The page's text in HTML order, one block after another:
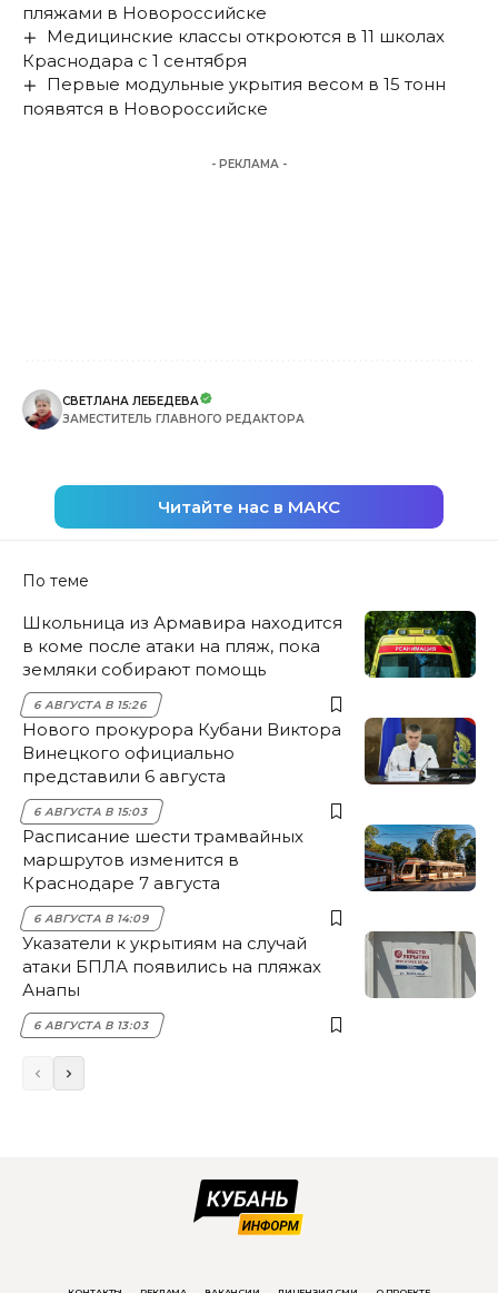
пляжами в Новороссийске
Медицинские классы откроются в 11 школах
Краснодара с 1 сентября
Первые модульные укрытия весом в 15 тонн
появятся в Новороссийске
- РЕКЛАМА -
СВЕТЛАНА ЛЕБЕДЕВА
ЗАМЕСТИТЕЛЬ ГЛАВНОГО РЕДАКТОРА
Читайте нас в МАКС
По теме
Школьница из Армавира находится
в коме после атаки на пляж, пока
земляки собирают помощь
6 АВГУСТА В 15:26
Нового прокурора Кубани Виктора
Винецкого официально
представили 6 августа
6 АВГУСТА В 15:03
Расписание шести трамвайных
маршрутов изменится в
Краснодаре 7 августа
6 АВГУСТА В 14:09
Указатели к укрытиям на случай
атаки БПЛА появились на пляжах
Анапы
6 АВГУСТА В 13:03